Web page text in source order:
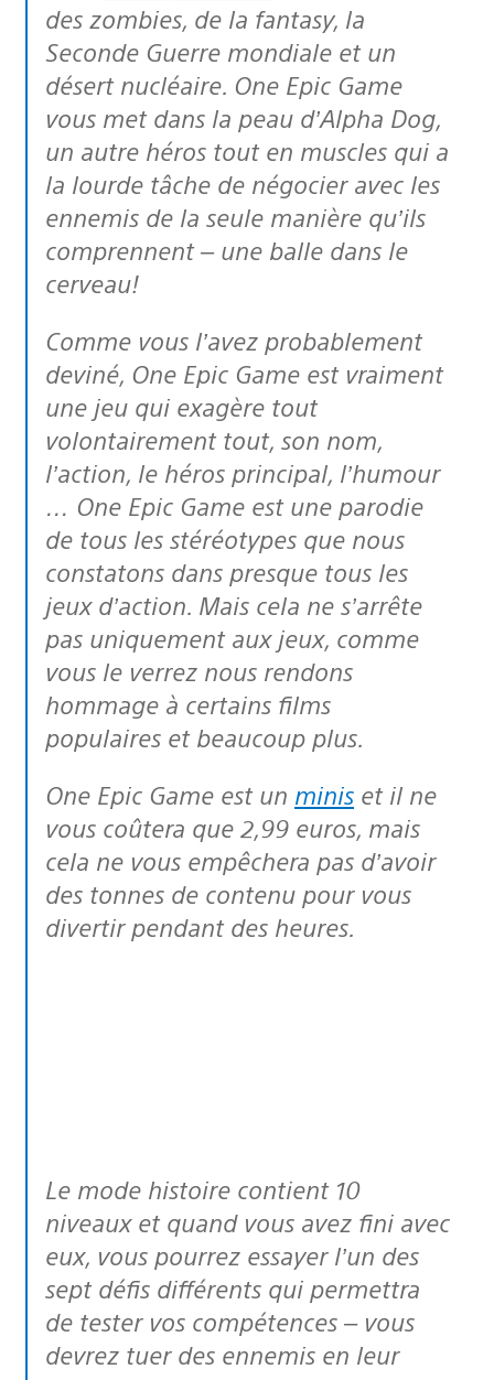
des zombies, de la fantasy, la
Seconde Guerre mondiale et un
désert nucléaire. One Epic Game
vous met dans la peau d’Alpha Dog,
un autre héros tout en muscles qui a
la lourde tâche de négocier avec les
ennemis de la seule manière qu’ils
comprennent – une balle dans le
cerveau!
Comme vous l’avez probablement
deviné, One Epic Game est vraiment
une jeu qui exagère tout
volontairement tout, son nom,
l’action, le héros principal, l’humour
… One Epic Game est une parodie
de tous les stéréotypes que nous
constatons dans presque tous les
jeux d’action. Mais cela ne s’arrête
pas uniquement aux jeux, comme
vous le verrez nous rendons
hommage à certains films
populaires et beaucoup plus.
One Epic Game est un minis et il ne
vous coûtera que 2,99 euros, mais
cela ne vous empêchera pas d’avoir
des tonnes de contenu pour vous
divertir pendant des heures.
Le mode histoire contient 10
niveaux et quand vous avez fini avec
eux, vous pourrez essayer l’un des
sept défis différents qui permettra
de tester vos compétences – vous
devrez tuer des ennemis en leur